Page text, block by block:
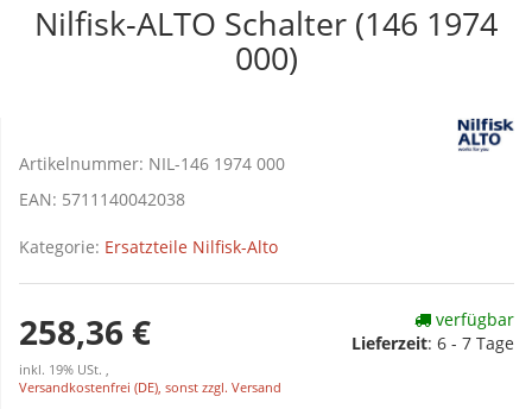
Nilfisk-ALTO Schalter (146 1974
000)
Artikelnummer: NIL-146 1974 000
EAN: 5711140042038
Kategorie: Ersatzteile Nilfisk-Alto
258,36 €
inkl. 19% USt. ,
Versandkostenfrei (DE), sonst zzgl. Versand
verfügbar
Lieferzeit: 6 - 7 Tage